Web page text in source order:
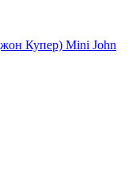
Mini John